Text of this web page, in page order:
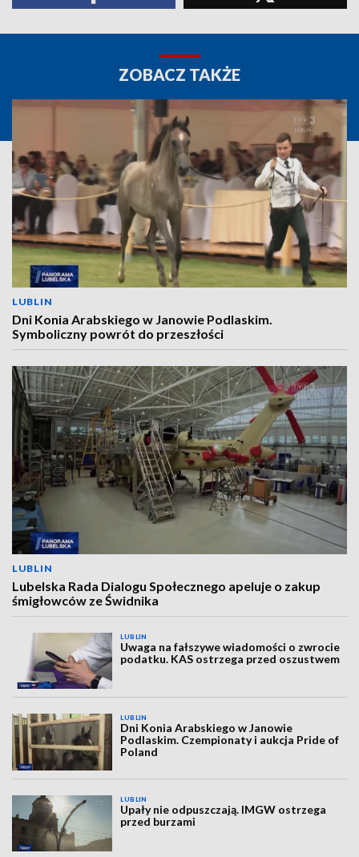
ZOBACZ TAKŻE
LUBLIN
Dni Konia Arabskiego w Janowie Podlaskim.
Symboliczny powrót do przeszłości
LUBLIN
Lubelska Rada Dialogu Społecznego apeluje o zakup
śmigłowców ze Świdnika
LUBLIN
Uwaga na fałszywe wiadomości o zwrocie
podatku. KAS ostrzega przed oszustwem
LUBLIN
Dni Konia Arabskiego w Janowie
Podlaskim. Czempionaty i aukcja Pride of
Poland
LUBLIN
Upały nie odpuszczają. IMGW ostrzega
przed burzami